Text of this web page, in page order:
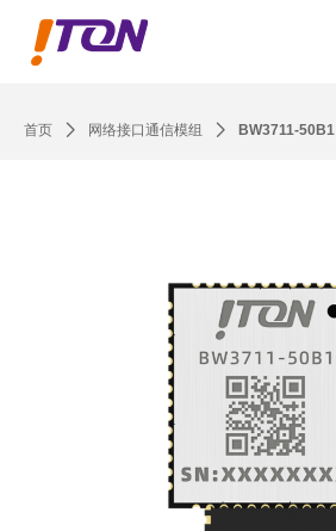
首页 ꄲ 网络接口通信模组 ꄲ BW3711-50B1